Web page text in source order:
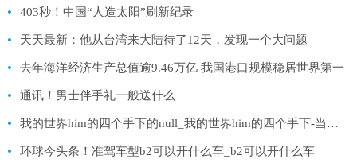
403秒！中国“人造太阳”刷新纪录
天天最新：他从台湾来大陆待了12天，发现一个大问题
去年海洋经济生产总值逾9.46万亿 我国港口规模稳居世界第一
通讯！男士伴手礼一般送什么
我的世界him的四个手下的null_我的世界him的四个手下-当前热门
环球今头条！准驾车型b2可以开什么车_b2可以开什么车